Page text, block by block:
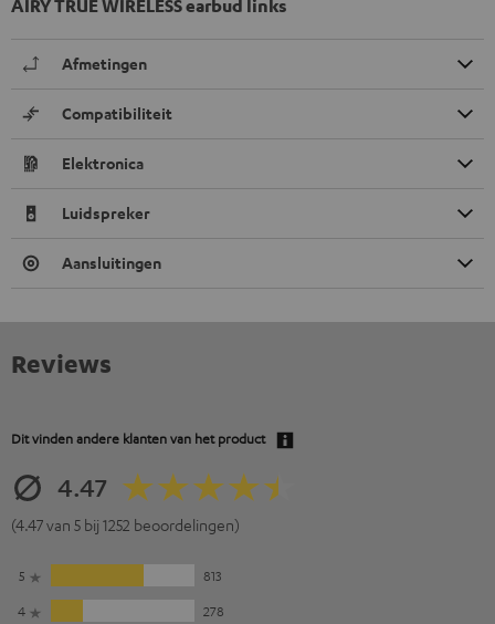
AIRY TRUE WIRELESS earbud links
Afmetingen
Compatibiliteit
Elektronica
Luidspreker
Aansluitingen
Reviews
Dit vinden andere klanten van het product
4.47
(4.47 van 5 bij 1252 beoordelingen)
5
813
4
278